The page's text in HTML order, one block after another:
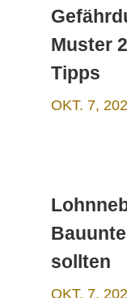
Muster
Tipps
OKT. 7,
sollten
OKT. 7,